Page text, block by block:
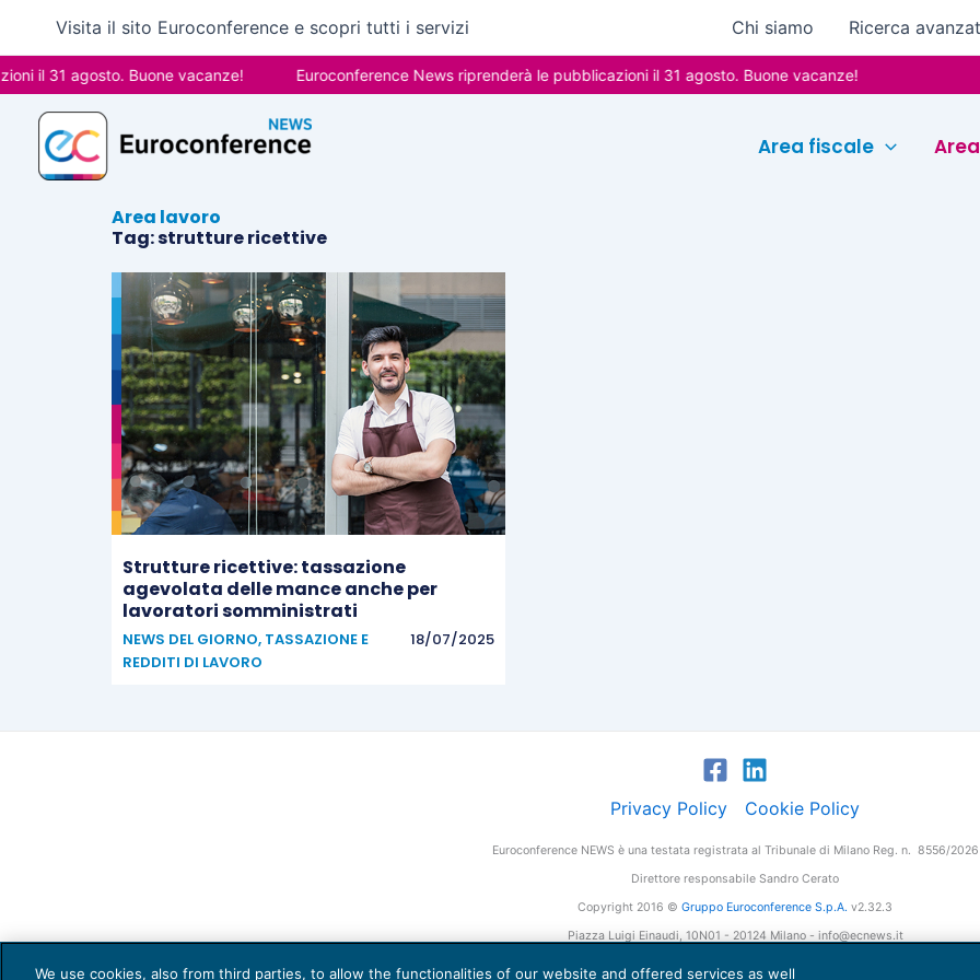
contenuto
Visita il sito Euroconference e scopri tutti i servizi Chi siamo Ricerca
il 31 agosto. Buone vacanze! Euroconference News riprenderà le pubblicazioni il 31 agosto. Buone vacanze!
Area fiscale
Area lavoro
Tag: strutture ricettive
Strutture ricettive: tassazione
agevolata delle mance anche per
lavoratori somministrati
NEWS DEL GIORNO, TASSAZIONE E
REDDITI DI LAVORO
18/07/2025
Privacy Policy Cookie Policy
Euroconference NEWS è una testata registrata al Tribunale di Milano Reg. n. 8556/2026
Direttore responsabile Sandro Cerato
Copyright 2016 © Gruppo Euroconference S.p.A. v2.32.3
Piazza Luigi Einaudi, 10N01 - 20124 Milano - info@ecnews.it
We use cookies, also from third parties, to allow the functionalities of our website and offered services as well